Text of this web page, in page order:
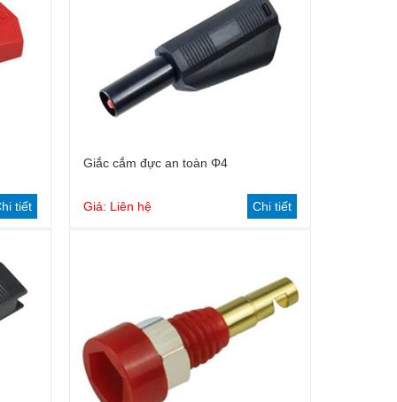
tiết
Giắc cắm đực an toàn Φ4
Giá: Liên hệ Chi tiết
Phanh điện từ